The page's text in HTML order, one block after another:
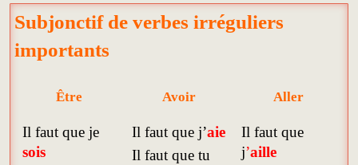
Subjonctif de verbes irréguliers
importants
Être
Il faut que je
sois
Avoir
Il faut que j’aie
Il faut que tu
Aller
Il faut que
j’aille